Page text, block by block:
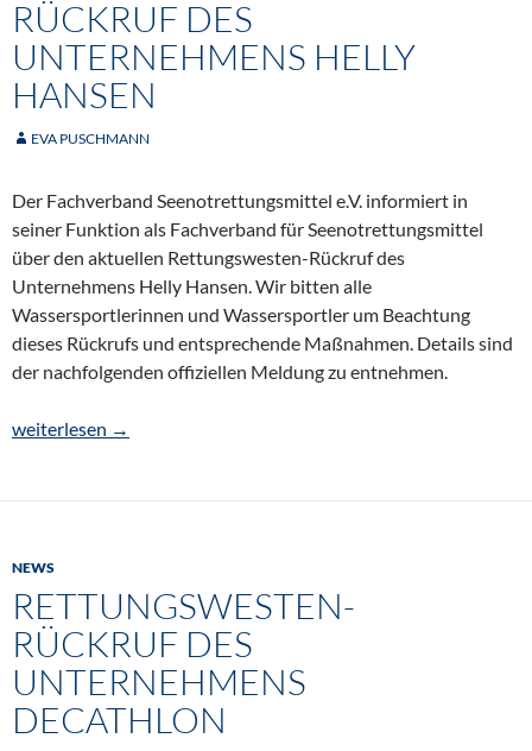
RÜCKRUF DES
UNTERNEHMENS HELLY
HANSEN
EVA PUSCHMANN
Der Fachverband Seenotrettungsmittel e.V. informiert in
seiner Funktion als Fachverband für Seenotrettungsmittel
über den aktuellen Rettungswesten-Rückruf des
Unternehmens Helly Hansen. Wir bitten alle
Wassersportlerinnen und Wassersportler um Beachtung
dieses Rückrufs und entsprechende Maßnahmen. Details sind
der nachfolgenden offiziellen Meldung zu entnehmen.
Rettungswesten-Rückruf des Unternehmens Helly Hansen
weiterlesen →
NEWS
RETTUNGSWESTEN-
RÜCKRUF DES
UNTERNEHMENS
DECATHLON